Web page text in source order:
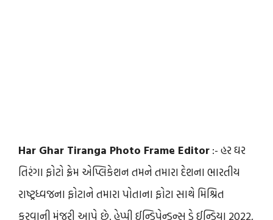
Har Ghar Tiranga Photo Frame Editor:- હર ઘર
તિરંગા ફોટો ફ્રેમ એપ્લિકેશન તમને તમારા દેશના ભારતીય
રાષ્ટ્રધ્વજના ફોટાને તમારા પોતાના ફોટા સાથે મિશ્રિત
કરવાની મંજૂરી આપે છે. હેપ્પી ઈન્ડિપેન્ડન્સ ડે ઈન્ડિયા 2022,